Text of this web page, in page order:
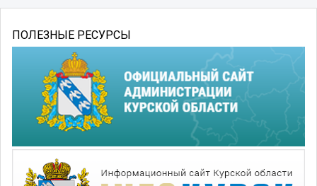
ПОЛЕЗНЫЕ РЕСУРСЫ